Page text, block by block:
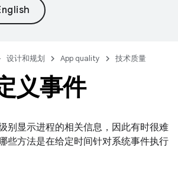
设计和规划 App quality 技术质量
义事件
别显示进程的相关信息，因此有时很难
些方法是在给定时间针对系统事件执行